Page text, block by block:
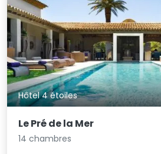
Hôtel 4 étoiles
Le Pré de la Mer
14 chambres